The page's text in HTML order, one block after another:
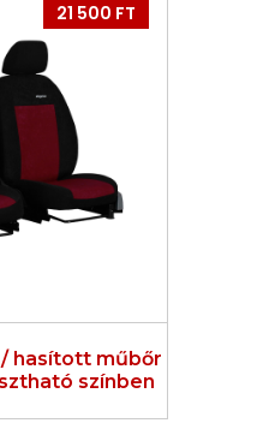
21 500 FT
hasított műbőr
színben